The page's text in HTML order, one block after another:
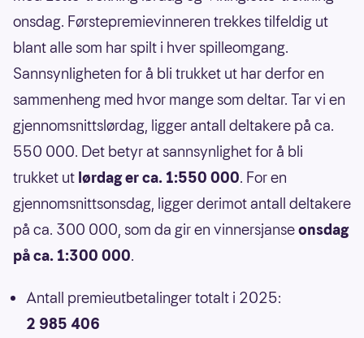
onsdag. Førstepremievinneren trekkes tilfeldig ut
blant alle som har spilt i hver spilleomgang.
Sannsynligheten for å bli trukket ut har derfor en
sammenheng med hvor mange som deltar. Tar vi en
gjennomsnittslørdag, ligger antall deltakere på ca.
550 000. Det betyr at sannsynlighet for å bli
trukket ut lørdag er ca. 1:550 000. For en
gjennomsnittsonsdag, ligger derimot antall deltakere
på ca. 300 000, som da gir en vinnersjanseonsdag
på ca. 1:300 000.
Antall premieutbetalinger totalt i 2025:
2 985 406